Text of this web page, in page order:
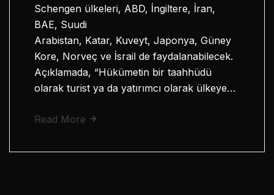
Schengen ülkeleri, ABD, İngiltere, İran,
BAE, Suudi
Arabistan, Katar, Kuveyt, Japonya, Güney
Kore, Norveç ve İsrail de faydalanabilecek.
Açıklamada, “Hükümetin bir taahhüdü
olarak turist ya da yatırımcı olarak ülkeye…
Read More